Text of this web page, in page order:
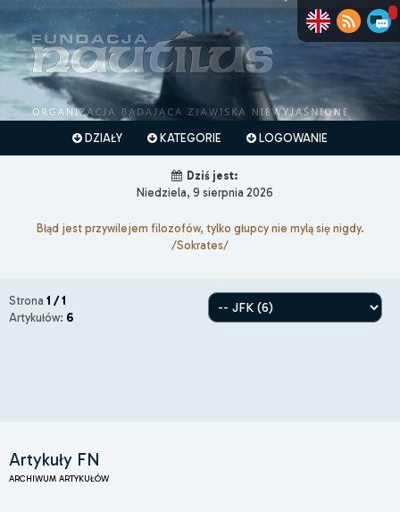
DZIAŁY KATEGORIE LOGOWANIE
Dziś jest:
Niedziela, 9 sierpnia 2026
Błąd jest przywilejem filozofów, tylko głupcy nie mylą się nigdy.
/Sokrates/
Strona 1 / 1
Artykułów: 6
Artykuły FN
ARCHIWUM ARTYKUŁÓW